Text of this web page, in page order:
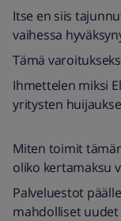
Itse en siis
vaihessa
Tämä
Ihmettelen miksi
yritysten
Miten toimit
oliko kertamaksu
Palveluestot
mahdolliset